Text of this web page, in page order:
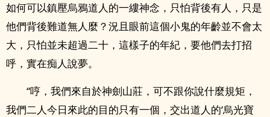
如何可以鎮壓烏鴉道人的一縷神念，只怕背後有人，只是
他們背後難道無人麼？況且眼前這個小鬼的年齡並不會太
大，只怕並未超過二十，這樣子的年紀，要他們去打招
呼，實在痴人說夢。
“哼，我們來自於神劍山莊，可不跟你說什麼規矩，
我們二人今日來此的目的只有一個，交出道人的‘烏光寶